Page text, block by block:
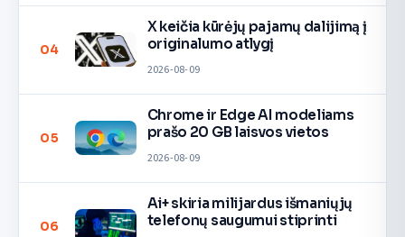
04
X keičia kūrėjų pajamų dalijimą į
originalumo atlygį
2026-08-09
05
Chrome ir Edge AI modeliams
prašo 20 GB laisvos vietos
2026-08-09
06
Ai+ skiria milijardus išmaniųjų
telefonų saugumui stiprinti